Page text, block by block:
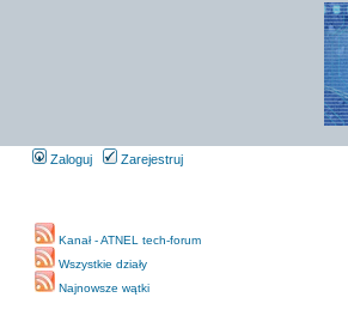
Zaloguj Zarejestruj
Kanał - ATNEL tech-forum
Wszystkie działy
Najnowsze wątki